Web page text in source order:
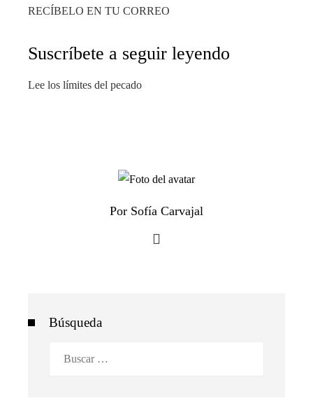
RECÍBELO EN TU CORREO
Suscríbete a seguir leyendo
Lee los límites del pecado
Por Sofía Carvajal
Búsqueda